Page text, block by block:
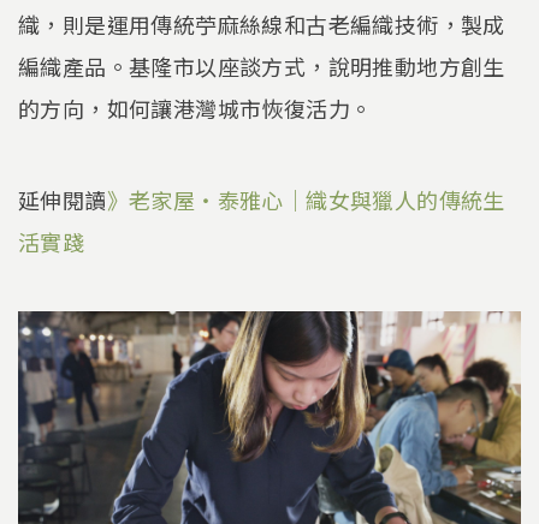
織，則是運用傳統苧麻絲線和古老編織技術，製成
編織產品。基隆市以座談方式，說明推動地方創生
的方向，如何讓港灣城市恢復活力。
延伸閱讀》老家屋‧泰雅心｜織女與獵人的傳統生
活實踐